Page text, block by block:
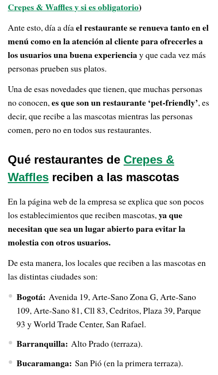
Crepes & Waffles y si es obligatorio)
Ante esto, día a díael restaurante se renueva tanto en el
menú como en la atención al cliente para ofrecerles a
los usuarios una buena experienciay que cada vez más
personas prueben sus platos.
Una de esas novedades que tienen, que muchas personas
no conocen,es que son un restaurante ‘pet-friendly’, es
decir, que recibe a las mascotas mientras las personas
comen, pero no en todos sus restaurantes.
Qué restaurantes de Crepes &
Waffles reciben a las mascotas
En la página web de la empresa se explica que son pocos
los establecimientos que reciben mascotas,ya que
necesitan que sea un lugar abierto para evitar la
molestia con otros usuarios.
De esta manera, los locales que reciben a las mascotas en
las distintas ciudades son:
Bogotá: Avenida 19, Arte-Sano Zona G, Arte-Sano
109, Arte-Sano 81, Cll 83, Cedritos, Plaza 39, Parque
93 y World Trade Center, San Rafael.
Barranquilla: Alto Prado (terraza).
Bucaramanga: San Pió (en la primera terraza).